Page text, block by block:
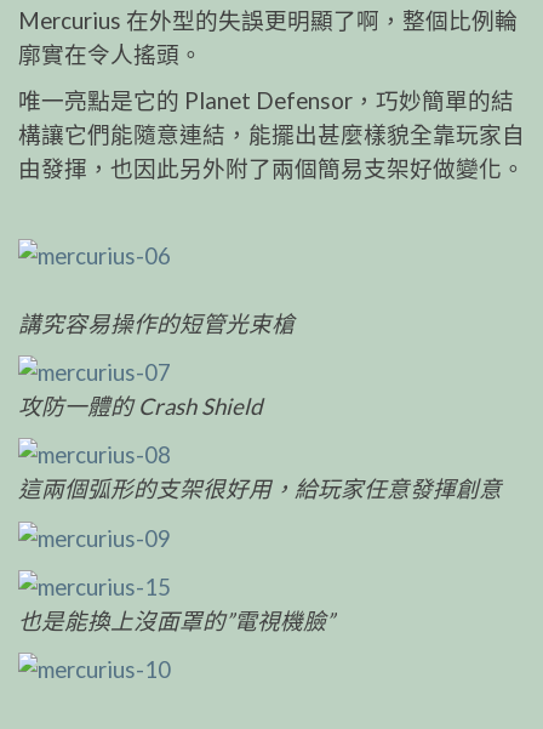
Mercurius 在外型的失誤更明顯了啊，整個比例輪
廓實在令人搖頭。
唯一亮點是它的 Planet Defensor，巧妙簡單的結
構讓它們能隨意連結，能擺出甚麼樣貌全靠玩家自
由發揮，也因此另外附了兩個簡易支架好做變化。
講究容易操作的短管光束槍
攻防一體的 Crash Shield
這兩個弧形的支架很好用，給玩家任意發揮創意
也是能換上沒面罩的”電視機臉”